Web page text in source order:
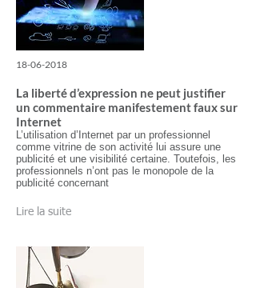
18-06-2018
La liberté d’expression ne peut justifier
un commentaire manifestement faux sur
Internet
L’utilisation d’Internet par un professionnel
comme vitrine de son activité lui assure une
publicité et une visibilité certaine. Toutefois, les
professionnels n’ont pas le monopole de la
publicité concernant
Lire la suite